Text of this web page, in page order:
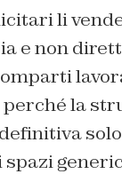
li
e non
la